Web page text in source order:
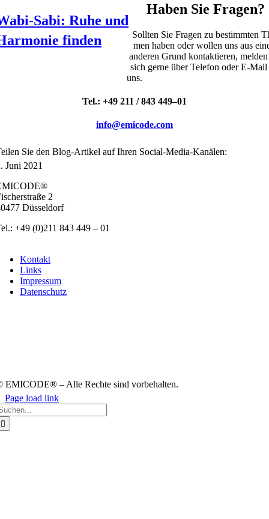
Sabi: Ruhe und
finden
Haben Sie Fragen?
Soll­ten Sie Fra­gen zu bestimm­ten
men haben oder wol­len uns aus
ande­ren Grund kon­tak­tie­ren,
sich ger­ne über Tele­fon oder
uns.
Tel.: +49 211 / 843 449–01
info@emicode.com
Sie den Blog-Arti­kel auf Ihren Social-Media-Kanä­len:
Juni 2021
2
Düs­sel­dorf
+49 (0)211 843 449 – 01
Kon­takt
Links
Impres­sum
Daten­schutz
EMICODE® – Alle Rech­te sind vor­be­hal­ten.
Page load link